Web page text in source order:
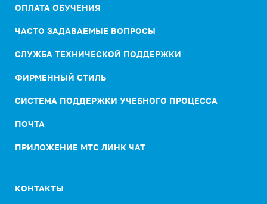
ОПЛАТА ОБУЧЕНИЯ
ЧАСТО ЗАДАВАЕМЫЕ ВОПРОСЫ
СЛУЖБА ТЕХНИЧЕСКОЙ ПОДДЕРЖКИ
ФИРМЕННЫЙ СТИЛЬ
СИСТЕМА ПОДДЕРЖКИ УЧЕБНОГО ПРОЦЕССА
ПОЧТА
ПРИЛОЖЕНИЕ МТС ЛИНК ЧАТ
КОНТАКТЫ